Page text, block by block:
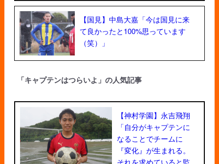
【国見】中島大嘉「今は国見に来
て良かったと100%思っています
（笑）」
「キャプテンはつらいよ」の人気記事
【神村学園】永吉飛翔
「自分がキャプテンに
なることでチームに
『変化』が生まれる。
それを求めていると監